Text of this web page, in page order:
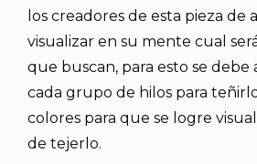
los creadores de esta pieza
visualizar en su mente cual
que buscan, para esto se debe
cada grupo de hilos para
colores para que se logre
de tejerlo.